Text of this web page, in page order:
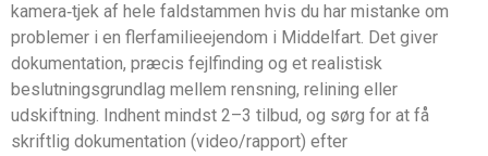
kamera‑tjek af hele faldstammen hvis du har mistanke om
problemer i en flerfamilieejendom i Middelfart. Det giver
dokumentation, præcis fejlfinding og et realistisk
beslutningsgrundlag mellem rensning, relining eller
udskiftning. Indhent mindst 2–3 tilbud, og sørg for at få
skriftlig dokumentation (video/rapport) efter